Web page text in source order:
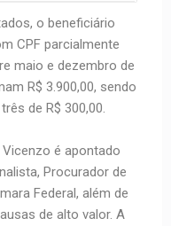
o beneficiário
CPF parcialmente
maio e dezembro de
R$ 3.900,00, sendo
de R$ 300,00.
é apontado
Procurador de
Federal, além de
de alto valor. A